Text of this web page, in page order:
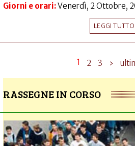
Giorni e orari:Venerdì, 2 Ottobre,
LEGGI TUTTO
1 2 3 ›
RASSEGNE IN CORSO